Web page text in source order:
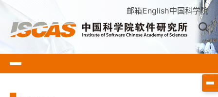
邮箱English中国科学院